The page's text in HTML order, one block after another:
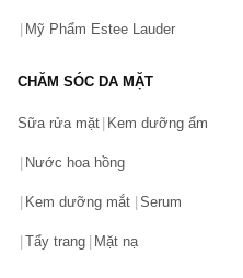
Bạn gặp vấn đề về sản
Hãy báo lỗi cho chúng tôi.
Mỹ Phẩm Estee Lauder
CHĂM SÓC DA MẶT
Sữa rửa mặt Kem dưỡng ẩm
Nước hoa hồng
Kem dưỡng mắt Serum
Tẩy trang Mặt nạ